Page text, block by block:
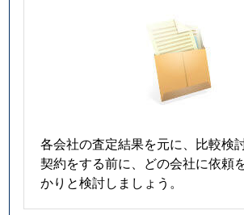
各会社の査定結果を元に、比較検
契約をする前に、どの会社に依頼
かりと検討しましょう。